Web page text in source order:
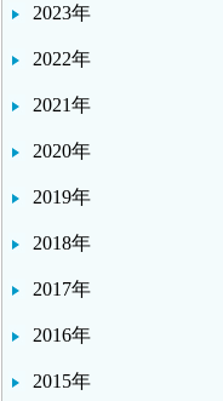
2023年
2022年
2021年
2020年
2019年
2018年
2017年
2016年
2015年